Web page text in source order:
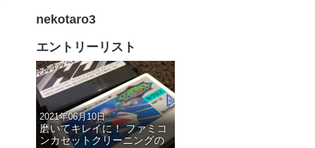
の
リ
ン
ク
nekotaro3
エントリーリスト
2021年06月10日
磨いてキレイに！ ファミコ
ンカセットクリーニングの